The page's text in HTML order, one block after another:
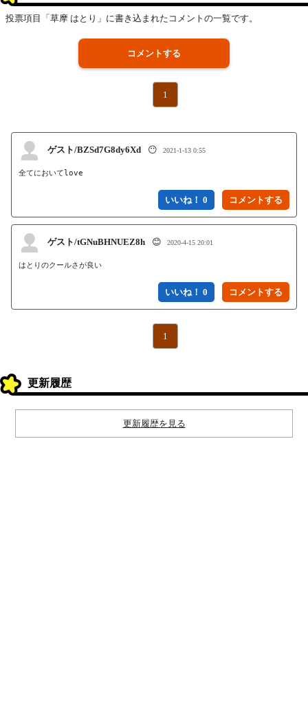
投票項目「草摩 はとり」に書き込まれたコメントの一覧です。
コメントする
1
ゲスト/BZSd7G8dy6Xd 😶 2021-1-13 0:55
全てにおいてlove
いいね！ 0
ゲスト/tGNuBHNUEZ8h 😊 2020-4-15 20:01
はとりのクールさが良い
いいね！ 0
1
更新履歴
更新履歴を見る